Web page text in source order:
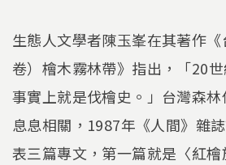
生態人文學者陳玉峯在其著作
卷）檜木霧林帶》指出，「20
事實上就是伐檜史。」台灣森
息息相關，1987年《人間》雜
表三篇專文，第一篇就是〈紅